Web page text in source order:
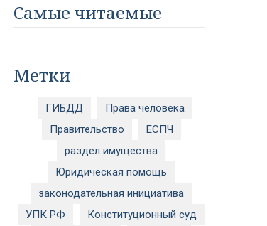
Самые читаемые
Метки
ГИБДД
Права человека
Правительство
ЕСПЧ
раздел имущества
Юридическая помощь
законодательная инициатива
УПК РФ
Конституционный суд